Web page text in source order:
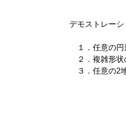
デモストレー
１．任意の円
２．複雑形状
３．任意の2